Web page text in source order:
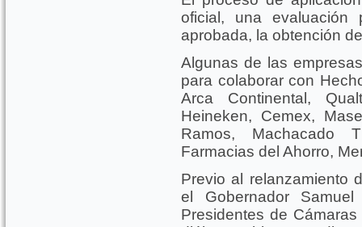
oficial, una
aprobada, la obtención
Algunas de las
para colaborar con
Arca Continental,
Heineken, Cemex,
Ramos, Machacado
Farmacias del Ahorro,
Previo al relanzamiento
el Gobernador
Presidentes de